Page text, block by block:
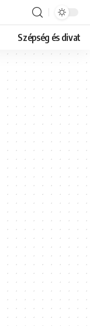
Szépség és divat